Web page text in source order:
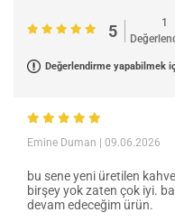
5
1
Değerlendirme yapabilmek
Emine Duman | 09.06.2026
bu sene yeni üretilen
birşey yok zaten çok iyi.
devam edeceğim ürün.